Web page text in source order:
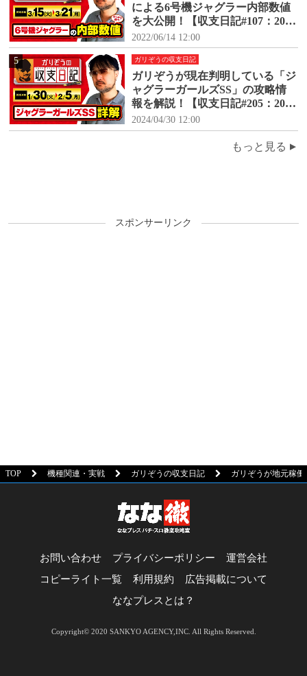
による6号機ジャグラー内部数値
を大公開！【収支日記#107：2022
年3月15日(火)～3月21日(月)】
2022/06/14 12:00
5 ガリぞうの収支日記
ガリぞうが現在判明している「ジ
ャグラーガールズSS」の攻略情
報を解説！【収支日記#205：2024
年1月30日(火)～2024年2月5日
(月)】
2024/04/30 12:00
もっと見る
スポンサーリンク
TOP 機種関連・実戦 ガリぞうの収支日記 ガリぞうが地元稼
お問い合わせ プライバシーポリシー
運営会社
コピーライト一覧
利用規約
広告掲載について
ななプレスとは？
Copyright© 2020 SANKYO AGENCY,INC. All Rights Reserved.